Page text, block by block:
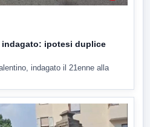
indagato: ipotesi duplice
indagato il 21enne alla